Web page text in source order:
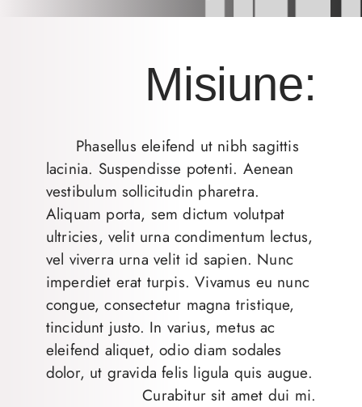
Misiune:
Phasellus eleifend ut nibh sagittis
lacinia. Suspendisse potenti. Aenean
vestibulum sollicitudin pharetra.
Aliquam porta, sem dictum volutpat
ultricies, velit urna condimentum lectus,
vel viverra urna velit id sapien. Nunc
imperdiet erat turpis. Vivamus eu nunc
congue, consectetur magna tristique,
tincidunt justo. In varius, metus ac
eleifend aliquet, odio diam sodales
dolor, ut gravida felis ligula quis augue.
Curabitur sit amet dui mi.